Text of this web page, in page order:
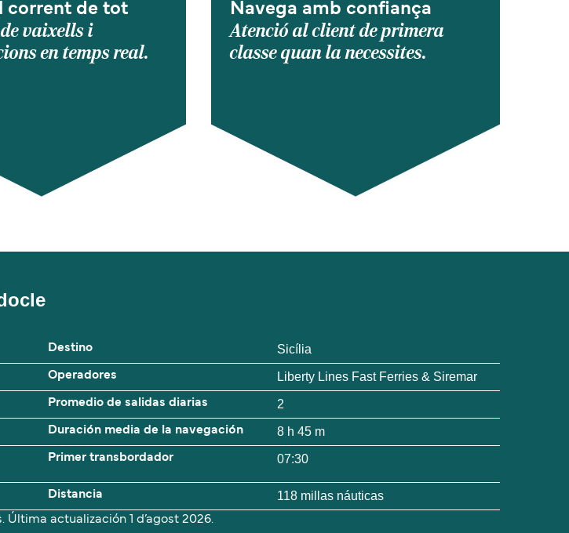
corrent de tot
vaixells i
en temps real.
Navega amb confiança
Atenció al client de primera
classe quan la necessites.
Destino Sicília
Operadores Liberty Lines Fast Ferries & Siremar
Promedio de salidas diarias 2
Duración media de la navegación 8 h 45 m
Primer transbordador 07:30
Distancia 118 millas náuticas
Última actualización 1 d’agost 2026.